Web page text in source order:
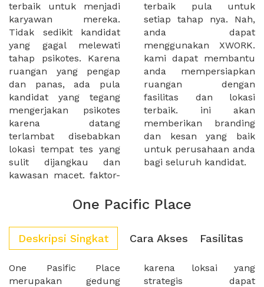
terbaik untuk menjadi
karyawan mereka.
Tidak sedikit kandidat
yang gagal melewati
tahap psikotes. Karena
ruangan yang pengap
dan panas, ada pula
kandidat yang tegang
mengerjakan psikotes
karena datang
terlambat disebabkan
lokasi tempat tes yang
sulit dijangkau dan
kawasan macet. faktor-
terbaik pula untuk
setiap tahap nya. Nah,
anda dapat
menggunakan XWORK.
kami dapat membantu
anda mempersiapkan
ruangan dengan
fasilitas dan lokasi
terbaik. ini akan
memberikan branding
dan kesan yang baik
untuk perusahaan anda
bagi seluruh kandidat.
One Pacific Place
Deskripsi Singkat Cara Akses Fasilitas
One Pasific Place
merupakan gedung
karena loksai yang
strategis dapat